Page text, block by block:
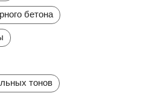
бетона
тонов